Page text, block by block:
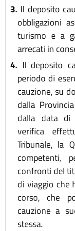
3. Il deposito
obbligazioni
turismo e a
arrecati in
4. Il deposito
periodo di
cauzione, su
dalla
dalla data di
verifica
Tribunale, la
competenti,
confronti del
di viaggio che
corso, che
cauzione a
stessa.